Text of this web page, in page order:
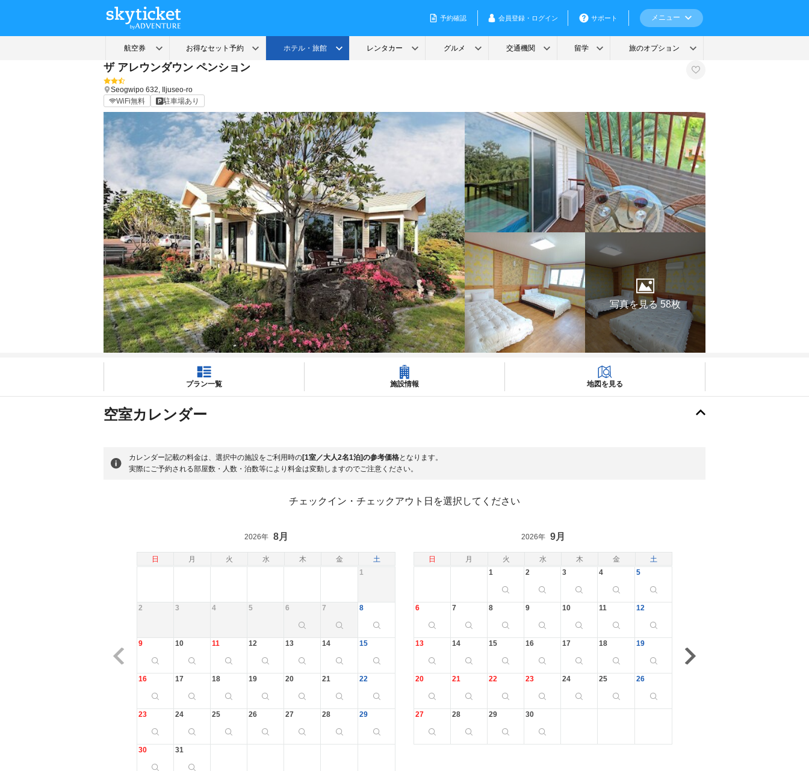
ザ アレウンダウン ペンション
Seogwipo 632, Iljuseo-ro
WiFi無料
駐車場あり
写真を見る 58枚
プラン一覧 施設情報 地図を見る
空室カレンダー
カレンダー記載の料金は、選択中の施設をご利用時の[1室／大人2名1泊]の参考価格となります。
実際にご予約される部屋数・人数・泊数等により料金は変動しますのでご注意ください。
チェックイン・チェックアウト日を選択してください
日 月 火 水 木 金 土 日 月 火 水 木 金 土
2026年 8月
1
2 3 4 5 6 7 8
9 10 11 12 13 14 15
16 17 18 19 20 21 22
23 24 25 26 27 28 29
30 31
2026年 9月
1 2 3 4 5
6 7 8 9 10 11 12
13 14 15 16 17 18 19
20 21 22 23 24 25 26
27 28 29 30